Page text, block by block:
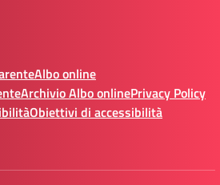
Albo online
Archivio Albo onlinePrivacy Policy
Obiettivi di accessibilità